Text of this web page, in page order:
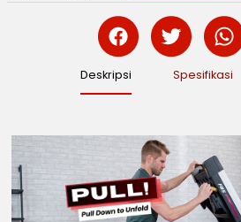
Deskripsi Spesifikasi